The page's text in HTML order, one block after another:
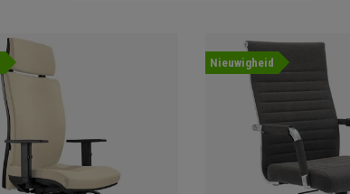
Nieuwigheid